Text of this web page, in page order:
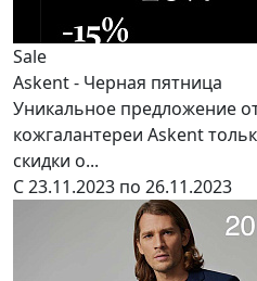
Sale
Askent - Черная пятница
Уникальное предложение
кожгалантереи Askent
скидки о...
С 23.11.2023 по 26.11.2023